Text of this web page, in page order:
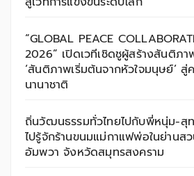
“GLOBAL PEACE
2026” เปิดเวทีเชิดชูผู้สร้างสันติภ
‘สันติภาพเริ่มต้นจากหัวใจมนุษย์’ สู่
นานาชาติ
ถิ่นวัฒนธรรมทั่วไทยไปกับพี่หนุ่ม-
ไปรู้จักร้านขนมแม่กาแฟพ่อในย่านส
อัมพวา จังหวัดสมุทรสงคราม